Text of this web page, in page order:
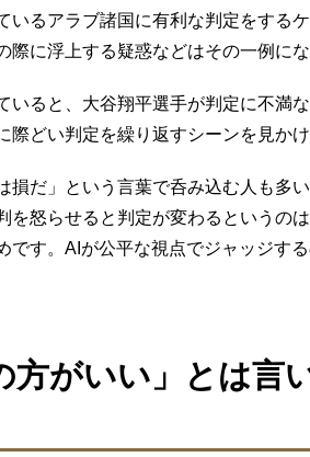
いるアラブ諸国に有利な判定をする
際に浮上する疑惑などはその一例にな
いると、大谷翔平選手が判定に不満
際どい判定を繰り返すシーンを見かけ
損だ」という言葉で呑み込む人も多
を怒らせると判定が変わるというの
です。AIが公平な視点でジャッジす
方がいい」とは言